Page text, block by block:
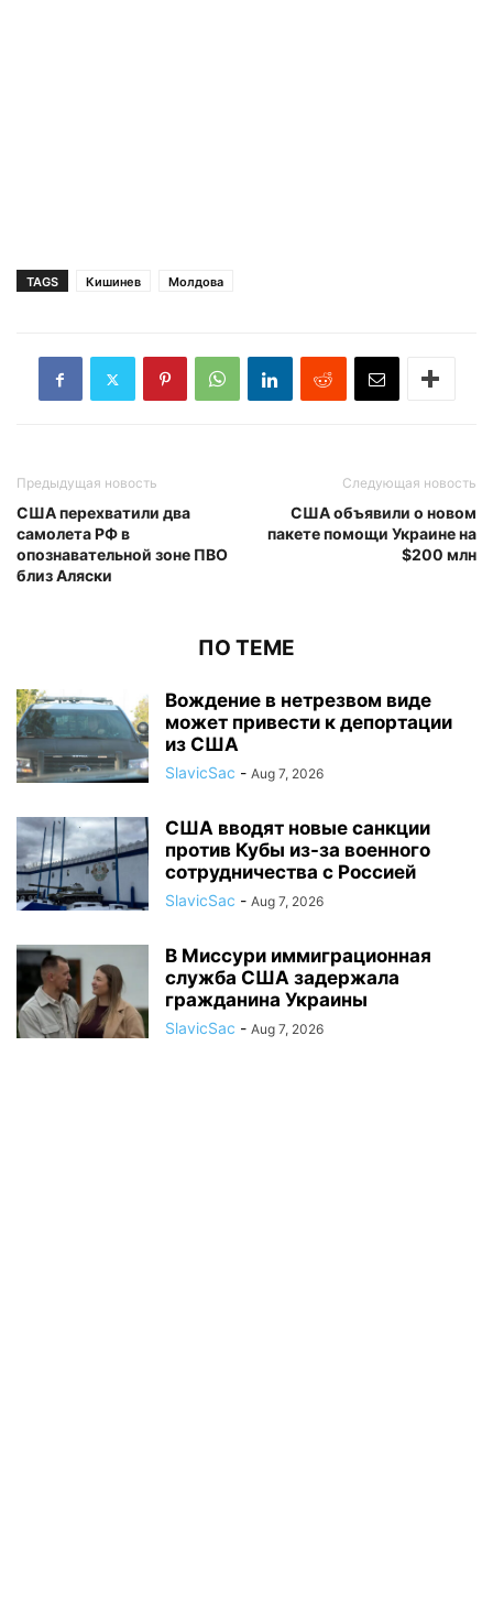
TAGS Кишинев Молдова
Предыдущая новость
США перехватили два
самолета РФ в
опознавательной зоне ПВО
близ Аляски
Следующая новость
США объявили о новом
пакете помощи Украине на
$200 млн
ПО ТЕМЕ
Вождение в нетрезвом виде
может привести к депортации
из США
SlavicSac - Aug 7, 2026
США вводят новые санкции
против Кубы из-за военного
сотрудничества с Россией
SlavicSac - Aug 7, 2026
В Миссури иммиграционная
служба США задержала
гражданина Украины
SlavicSac - Aug 7, 2026